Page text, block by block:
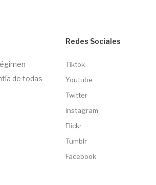
de todas
Redes Sociales
Tiktok
Youtube
Twitter
Instagram
Flickr
Tumblr
Facebook